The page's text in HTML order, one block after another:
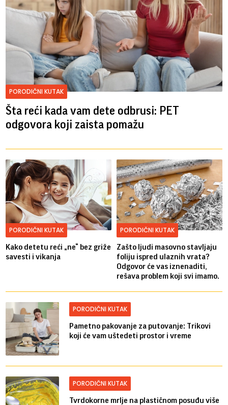
PORODIČNI KUTAK
Šta reći kada vam dete odbrusi: PET
odgovora koji zaista pomažu
PORODIČNI KUTAK
Kako detetu reći „ne“ bez griže
savesti i vikanja
PORODIČNI KUTAK
Zašto ljudi masovno stavljaju
foliju ispred ulaznih vrata?
Odgovor će vas iznenaditi,
rešava problem koji svi imamo.
PORODIČNI KUTAK
Pametno pakovanje za putovanje: Trikovi
koji će vam uštedeti prostor i vreme
PORODIČNI KUTAK
Tvrdokorne mrlje na plastičnom posuđu više